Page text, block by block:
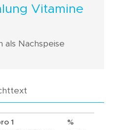
Vitamine
als Nachspeise
1
%